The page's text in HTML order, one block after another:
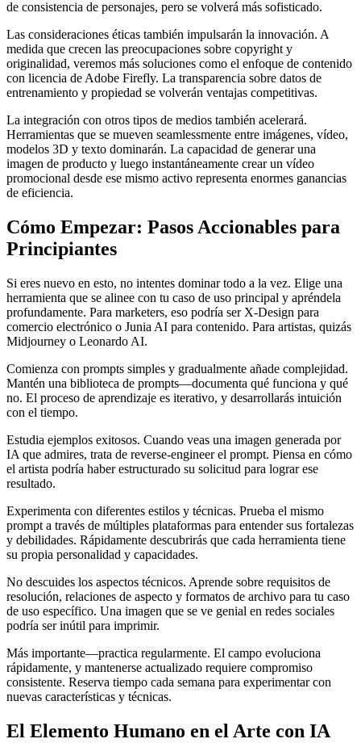
de consistencia de personajes, pero se volverá más sofisticado.
Las consideraciones éticas también impulsarán la innovación. A
medida que crecen las preocupaciones sobre copyright y
originalidad, veremos más soluciones como el enfoque de contenido
con licencia de Adobe Firefly. La transparencia sobre datos de
entrenamiento y propiedad se volverán ventajas competitivas.
La integración con otros tipos de medios también acelerará.
Herramientas que se mueven seamlessmente entre imágenes, vídeo,
modelos 3D y texto dominarán. La capacidad de generar una
imagen de producto y luego instantáneamente crear un vídeo
promocional desde ese mismo activo representa enormes ganancias
de eficiencia.
Cómo Empezar: Pasos Accionables para
Principiantes
Si eres nuevo en esto, no intentes dominar todo a la vez. Elige una
herramienta que se alinee con tu caso de uso principal y apréndela
profundamente. Para marketers, eso podría ser X-Design para
comercio electrónico o Junia AI para contenido. Para artistas, quizás
Midjourney o Leonardo AI.
Comienza con prompts simples y gradualmente añade complejidad.
Mantén una biblioteca de prompts—documenta qué funciona y qué
no. El proceso de aprendizaje es iterativo, y desarrollarás intuición
con el tiempo.
Estudia ejemplos exitosos. Cuando veas una imagen generada por
IA que admires, trata de reverse-engineer el prompt. Piensa en cómo
el artista podría haber estructurado su solicitud para lograr ese
resultado.
Experimenta con diferentes estilos y técnicas. Prueba el mismo
prompt a través de múltiples plataformas para entender sus fortalezas
y debilidades. Rápidamente descubrirás que cada herramienta tiene
su propia personalidad y capacidades.
No descuides los aspectos técnicos. Aprende sobre requisitos de
resolución, relaciones de aspecto y formatos de archivo para tu caso
de uso específico. Una imagen que se ve genial en redes sociales
podría ser inútil para imprimir.
Más importante—practica regularmente. El campo evoluciona
rápidamente, y mantenerse actualizado requiere compromiso
consistente. Reserva tiempo cada semana para experimentar con
nuevas características y técnicas.
El Elemento Humano en el Arte con IA